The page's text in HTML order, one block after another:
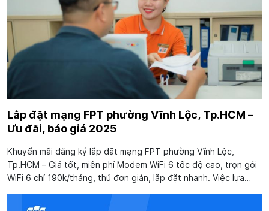
Lắp đặt mạng FPT phường Vĩnh Lộc, Tp.HCM –
Ưu đãi, báo giá 2025
Khuyến mãi đăng ký lắp đặt mạng FPT phường Vĩnh Lộc,
Tp.HCM – Giá tốt, miễn phí Modem WiFi 6 tốc độ cao, trọn gói
WiFi 6 chỉ 190k/tháng, thủ đơn giản, lắp đặt nhanh. Việc lựa
định sáng suốt và tiết kiệm...